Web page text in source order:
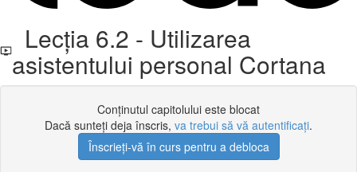
Lecția 6.2 - Utilizarea
asistentului personal Cortana
Conținutul capitolului este blocat
Dacă sunteți deja înscris, va trebui să vă autentificați.
Înscrieți-vă în curs pentru a debloca